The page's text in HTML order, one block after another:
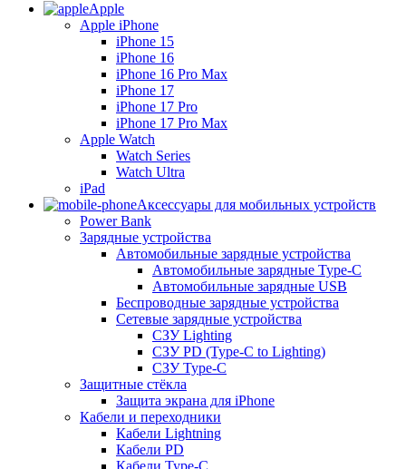
Apple
Apple iPhone
iPhone 15
iPhone 16
iPhone 16 Pro Max
iPhone 17
iPhone 17 Pro
iPhone 17 Pro Max
Apple Watch
Watch Series
Watch Ultra
iPad
Аксессуары для мобильных устройств
Power Bank
Зарядные устройства
Автомобильные зарядные устройства
Автомобильные зарядные Type-C
Автомобильные зарядные USB
Беспроводные зарядные устройства
Сетевые зарядные устройства
СЗУ Lighting
СЗУ PD (Type-C to Lighting)
СЗУ Type-C
Защитные стёкла
Защита экрана для iPhone
Кабели и переходники
Кабели Lightning
Кабели PD
Кабели Type-C